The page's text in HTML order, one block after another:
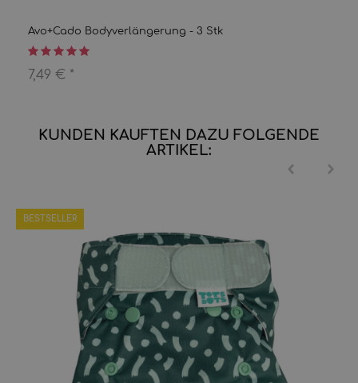
Avo+Cado Bodyverlängerung - 3 Stk
7,49 € *
KUNDEN KAUFTEN DAZU FOLGENDE
ARTIKEL:
BESTSELLER